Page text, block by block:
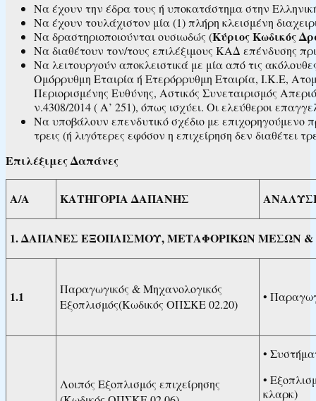
Να έχουν την έδρα τους ή υποκατάστημα στην
Να έχουν τουλάχιστον μία (1) πλήρη κλεισμένη
Να δραστηριοποιούνται ουσιωδώς (Κύριος Κωδικός
Να διαθέτουν τον/τους επιλέξιμους ΚΑΔ επένδυσης
Να λειτουργούν αποκλειστικά με μία από τις
Ομόρρυθμη Εταιρία ή Ετερόρρυθμη Εταιρία, Ι.Κ.Ε,
Περιορισμένης Ευθύνης, Αστικός Συνεταιρισμός
ν.4308/2014 ( Α’ 251), όπως ισχύει. Οι ελεύθεροι
Να υποβάλουν επενδυτικό σχέδιο με επιχορηγούμενο
τρεις (ή λιγότερες εφόσον η επιχείρηση δεν διαθέτει
Επιλέξιμες Δαπάνες
Α/Α ΚΑΤΗΓΟΡΙΑ ΔΑΠΑΝΗΣ
1. ΔΑΠΑΝΕΣ ΕΞΟΠΛΙΣΜΟΥ, ΜΕΤΑΦΟΡΙΚΩΝ ΜΕΣΩΝ &
1.1
Παραγωγικός & Μηχανολογικός
Εξοπλισμός(Κωδικός ΟΠΣΚΕ 02.20)
•
Λοιπός Εξοπλισμός επιχείρησης
•
•
κλαρκ)